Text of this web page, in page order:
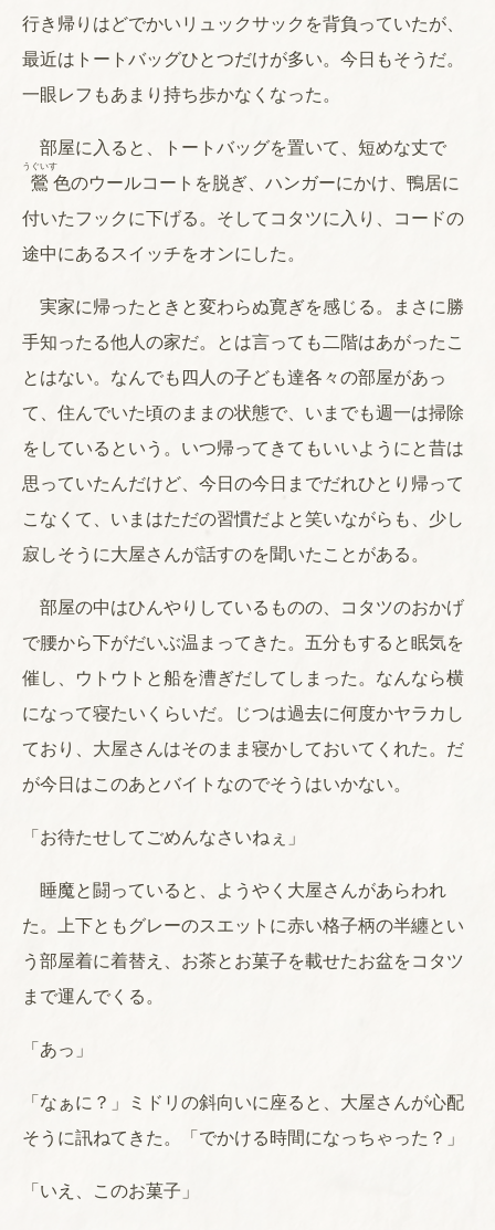
行き帰りはどでかいリュックサックを背負っていたが、
最近はトートバッグひとつだけが多い。今日もそうだ。
一眼レフもあまり持ち歩かなくなった。
部屋に入ると、トートバッグを置いて、短めな丈で
鶯
うぐいす
色のウールコートを脱ぎ、ハンガーにかけ、鴨居に
付いたフックに下げる。そしてコタツに入り、コードの
途中にあるスイッチをオンにした。
実家に帰ったときと変わらぬ寛ぎを感じる。まさに勝
手知ったる他人の家だ。とは言っても二階はあがったこ
とはない。なんでも四人の子ども達各々の部屋があっ
て、住んでいた頃のままの状態で、いまでも週一は掃除
をしているという。いつ帰ってきてもいいようにと昔は
思っていたんだけど、今日の今日までだれひとり帰って
こなくて、いまはただの習慣だよと笑いながらも、少し
寂しそうに大屋さんが話すのを聞いたことがある。
部屋の中はひんやりしているものの、コタツのおかげ
で腰から下がだいぶ温まってきた。五分もすると眠気を
催し、ウトウトと船を漕ぎだしてしまった。なんなら横
になって寝たいくらいだ。じつは過去に何度かヤラカし
ており、大屋さんはそのまま寝かしておいてくれた。だ
が今日はこのあとバイトなのでそうはいかない。
「お待たせしてごめんなさいねぇ」
睡魔と闘っていると、ようやく大屋さんがあらわれ
た。上下ともグレーのスエットに赤い格子柄の半纏とい
う部屋着に着替え、お茶とお菓子を載せたお盆をコタツ
まで運んでくる。
「あっ」
「なぁに？」ミドリの斜向いに座ると、大屋さんが心配
そうに訊ねてきた。「でかける時間になっちゃった？」
「いえ、このお菓子」